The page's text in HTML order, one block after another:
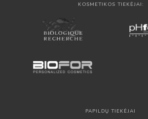
KOSMETIKOS TIEKĖJAI:
PAPILDŲ TIEKĖJAI